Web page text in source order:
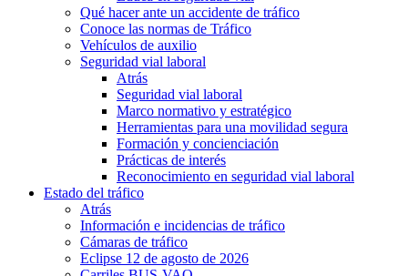
Qué hacer ante un accidente de tráfico
Conoce las normas de Tráfico
Vehículos de auxilio
Seguridad vial laboral
Atrás
Seguridad vial laboral
Marco normativo y estratégico
Herramientas para una movilidad segura
Formación y concienciación
Prácticas de interés
Reconocimiento en seguridad vial laboral
Estado del tráfico
Atrás
Información e incidencias de tráfico
Cámaras de tráfico
Eclipse 12 de agosto de 2026